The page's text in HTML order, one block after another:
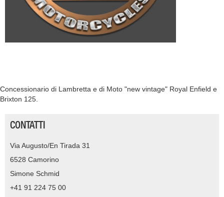
Concessionario di Lambretta e di Moto "new vintage" Royal Enfield e
Brixton 125.
CONTATTI
Via Augusto/En Tirada 31
6528 Camorino
Simone Schmid
+41 91 224 75 00